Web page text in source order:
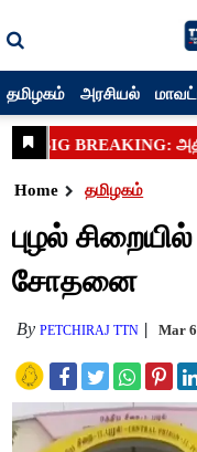
தமிழகம் அரசியல்
Home தமிழகம்
புழல்
சோதனை
ByPETCHIRAJ TTN Mar